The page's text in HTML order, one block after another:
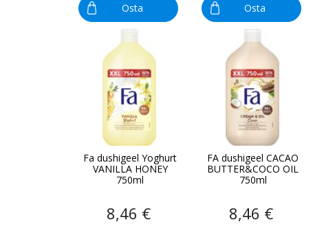
Osta Osta
Fa dushigeel Yoghurt
VANILLA HONEY
750ml
8,46 €
FA dushigeel CACAO
BUTTER&COCO OIL
750ml
8,46 €